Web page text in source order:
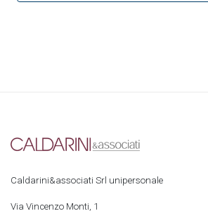
Caldarini&associati Srl unipersonale
Via Vincenzo Monti, 1